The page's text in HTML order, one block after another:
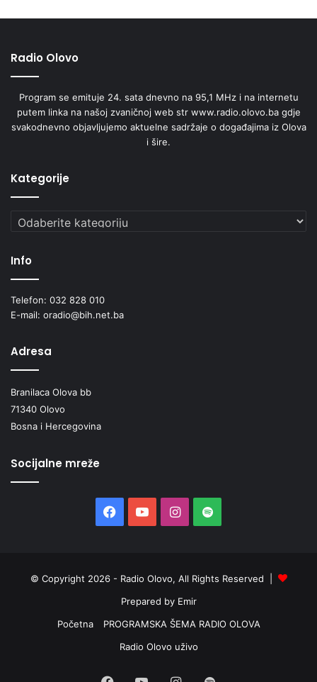
Radio Olovo
Program se emituje 24. sata dnevno na 95,1 MHz i na internetu
putem linka na našoj zvaničnoj web str www.radio.olovo.ba gdje
svakodnevno objavljujemo aktuelne sadržaje o događajima iz Olova
i šire.
Kategorije
Kategorije
Info
Telefon: 032 828 010
E-mail: oradio@bih.net.ba
Adresa
Branilaca Olova bb
71340 Olovo
Bosna i Hercegovina
Socijalne mreže
Facebook
YouTubeInstagram
Spotify
© Copyright 2026 - Radio Olovo, All Rights Reserved |
Prepared by Emir
Početna
PROGRAMSKA ŠEMA RADIO OLOVA
Radio Olovo uživo